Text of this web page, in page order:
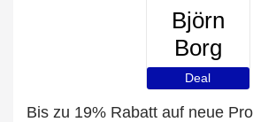
Björn
Borg
Deal